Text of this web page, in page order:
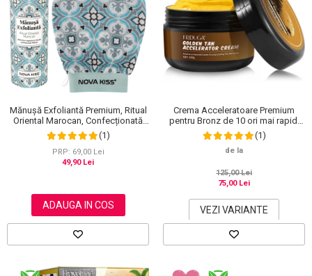
Mănușă Exfoliantă Premium, Ritual
Oriental Marocan, Confecționată
Manual, NOVA KISS®
(1)
PRP: 69,00 Lei
49,90 Lei
ADAUGA IN COS
Crema Acceleratoare Premium
pentru Bronz de 10 ori mai rapid,
Efect Intensificator, Ingrediente
100% Naturale, Frduga
(1)
de la
125,00 Lei
75,00 Lei
VEZI VARIANTE